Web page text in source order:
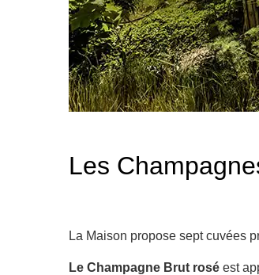
Les
La Maison propose sept cuvées
Le Champagne Brut rosé est